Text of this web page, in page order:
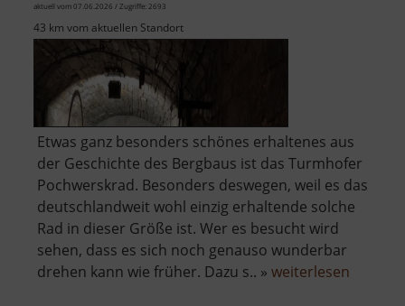
aktuell vom 07.06.2026 / Zugriffe: 2693
43 km vom aktuellen Standort
Etwas ganz besonders schönes erhaltenes aus
der Geschichte des Bergbaus ist das Turmhofer
Pochwerskrad. Besonders deswegen, weil es das
deutschlandweit wohl einzig erhaltende solche
Rad in dieser Größe ist. Wer es besucht wird
sehen, dass es sich noch genauso wunderbar
drehen kann wie früher. Dazu s.. » weiterlesen